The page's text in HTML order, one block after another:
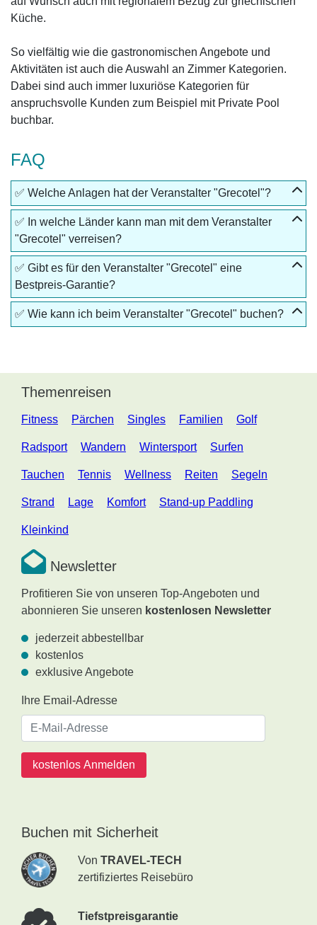
Küche.
So vielfältig wie die gastronomischen Angebote und
Aktivitäten ist auch die Auswahl an Zimmer Kategorien.
Dabei sind auch immer luxuriöse Kategorien für
anspruchsvolle Kunden zum Beispiel mit Private Pool
buchbar.
FAQ
✅ Welche Anlagen hat der Veranstalter "Grecotel"?
✅ In welche Länder kann man mit dem Veranstalter
"Grecotel" verreisen?
✅ Gibt es für den Veranstalter "Grecotel" eine
Bestpreis-Garantie?
✅ Wie kann ich beim Veranstalter "Grecotel" buchen?
Themenreisen
Fitness Pärchen Singles Familien Golf
Radsport Wandern Wintersport Surfen
Tauchen Tennis Wellness Reiten Segeln
Strand Lage Komfort Stand-up Paddling
Kleinkind
Newsletter
Profitieren Sie von unseren Top-Angeboten und
abonnieren Sie unseren kostenlosen Newsletter
jederzeit abbestellbar
kostenlos
exklusive Angebote
Ihre Email-Adresse
kostenlos Anmelden
Buchen mit Sicherheit
Von TRAVEL-TECH
zertifiziertes Reisebüro
Tiefstpreisgarantie